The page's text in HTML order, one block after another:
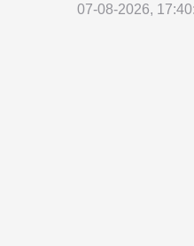
07-08-2026,